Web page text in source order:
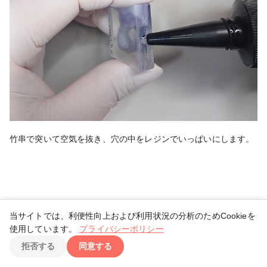
竹串で突いて空気を抜き、穴の中をレジンでいっぱいにします。
当サイトでは、利便性向上および利用状況の分析のためCookieを
使用しています。
プライバシーポリシー
拒否する
同意する